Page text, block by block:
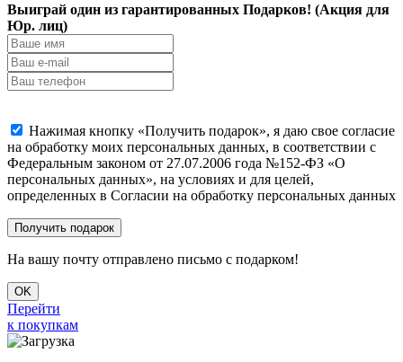
Выиграй один из гарантированных Подарков! (Акция для
Юр. лиц)
Нажимая кнопку «Получить подарок», я даю свое согласие
на обработку моих персональных данных, в соответствии с
Федеральным законом от 27.07.2006 года №152-ФЗ «О
персональных данных», на условиях и для целей,
определенных в Согласии на обработку персональных данных
На вашу почту отправлено письмо с подарком!
OK
Перейти
к покупкам